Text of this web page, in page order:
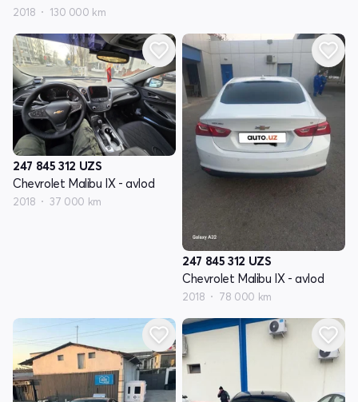
2018 130 000 km
247 845 312 UZS
Chevrolet Malibu IX - avlod
2018 37 000 km
247 845 312 UZS
Chevrolet Malibu IX - avlod
2018 78 000 km